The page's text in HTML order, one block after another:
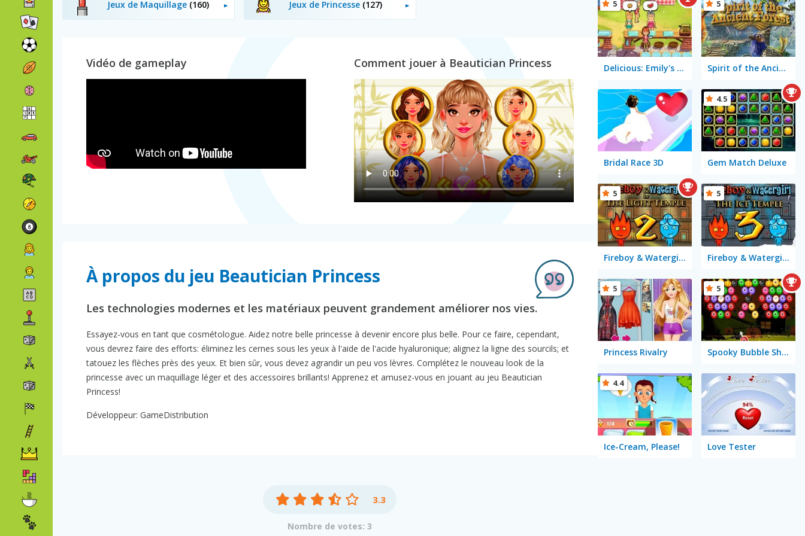
Jeux de Maquillage (160) Jeux de Princesse (127)
Vidéo de gameplay Comment jouer à Beautician Princess
À propos du jeu Beautician Princess
Les technologies modernes et les matériaux peuvent grandement améliorer nos vies.
Essayez-vous en tant que cosmétologue. Aidez notre belle princesse à devenir encore plus belle. Pour ce faire, cependant,
vous devrez faire des efforts: éliminez les cernes sous les yeux à l'aide de l'acide hyaluronique; alignez la ligne des sourcils; et
tatouez les flèches près des yeux. Et bien sûr, vous devez agrandir un peu vos lèvres. Complétez le nouveau look de la
princesse avec un maquillage léger et des accessoires brillants! Apprenez et amusez-vous en jouant au jeu Beautician
Princess!
Développeur: GameDistribution
3.3
Nombre de votes: 3
Delicious: Emily's Hopes & Fears
5
Spirit of the Ancient Forest
5
Bridal Race 3D Gem Match Deluxe
4.5
Fireboy & Watergirl 2 in The Light Temple
5
Fireboy & Watergirl 3 in the Ice Temple
5
Princess Rivalry
5
Spooky Bubble Shooter
5
Ice-Cream, Please!
4.4
Love Tester